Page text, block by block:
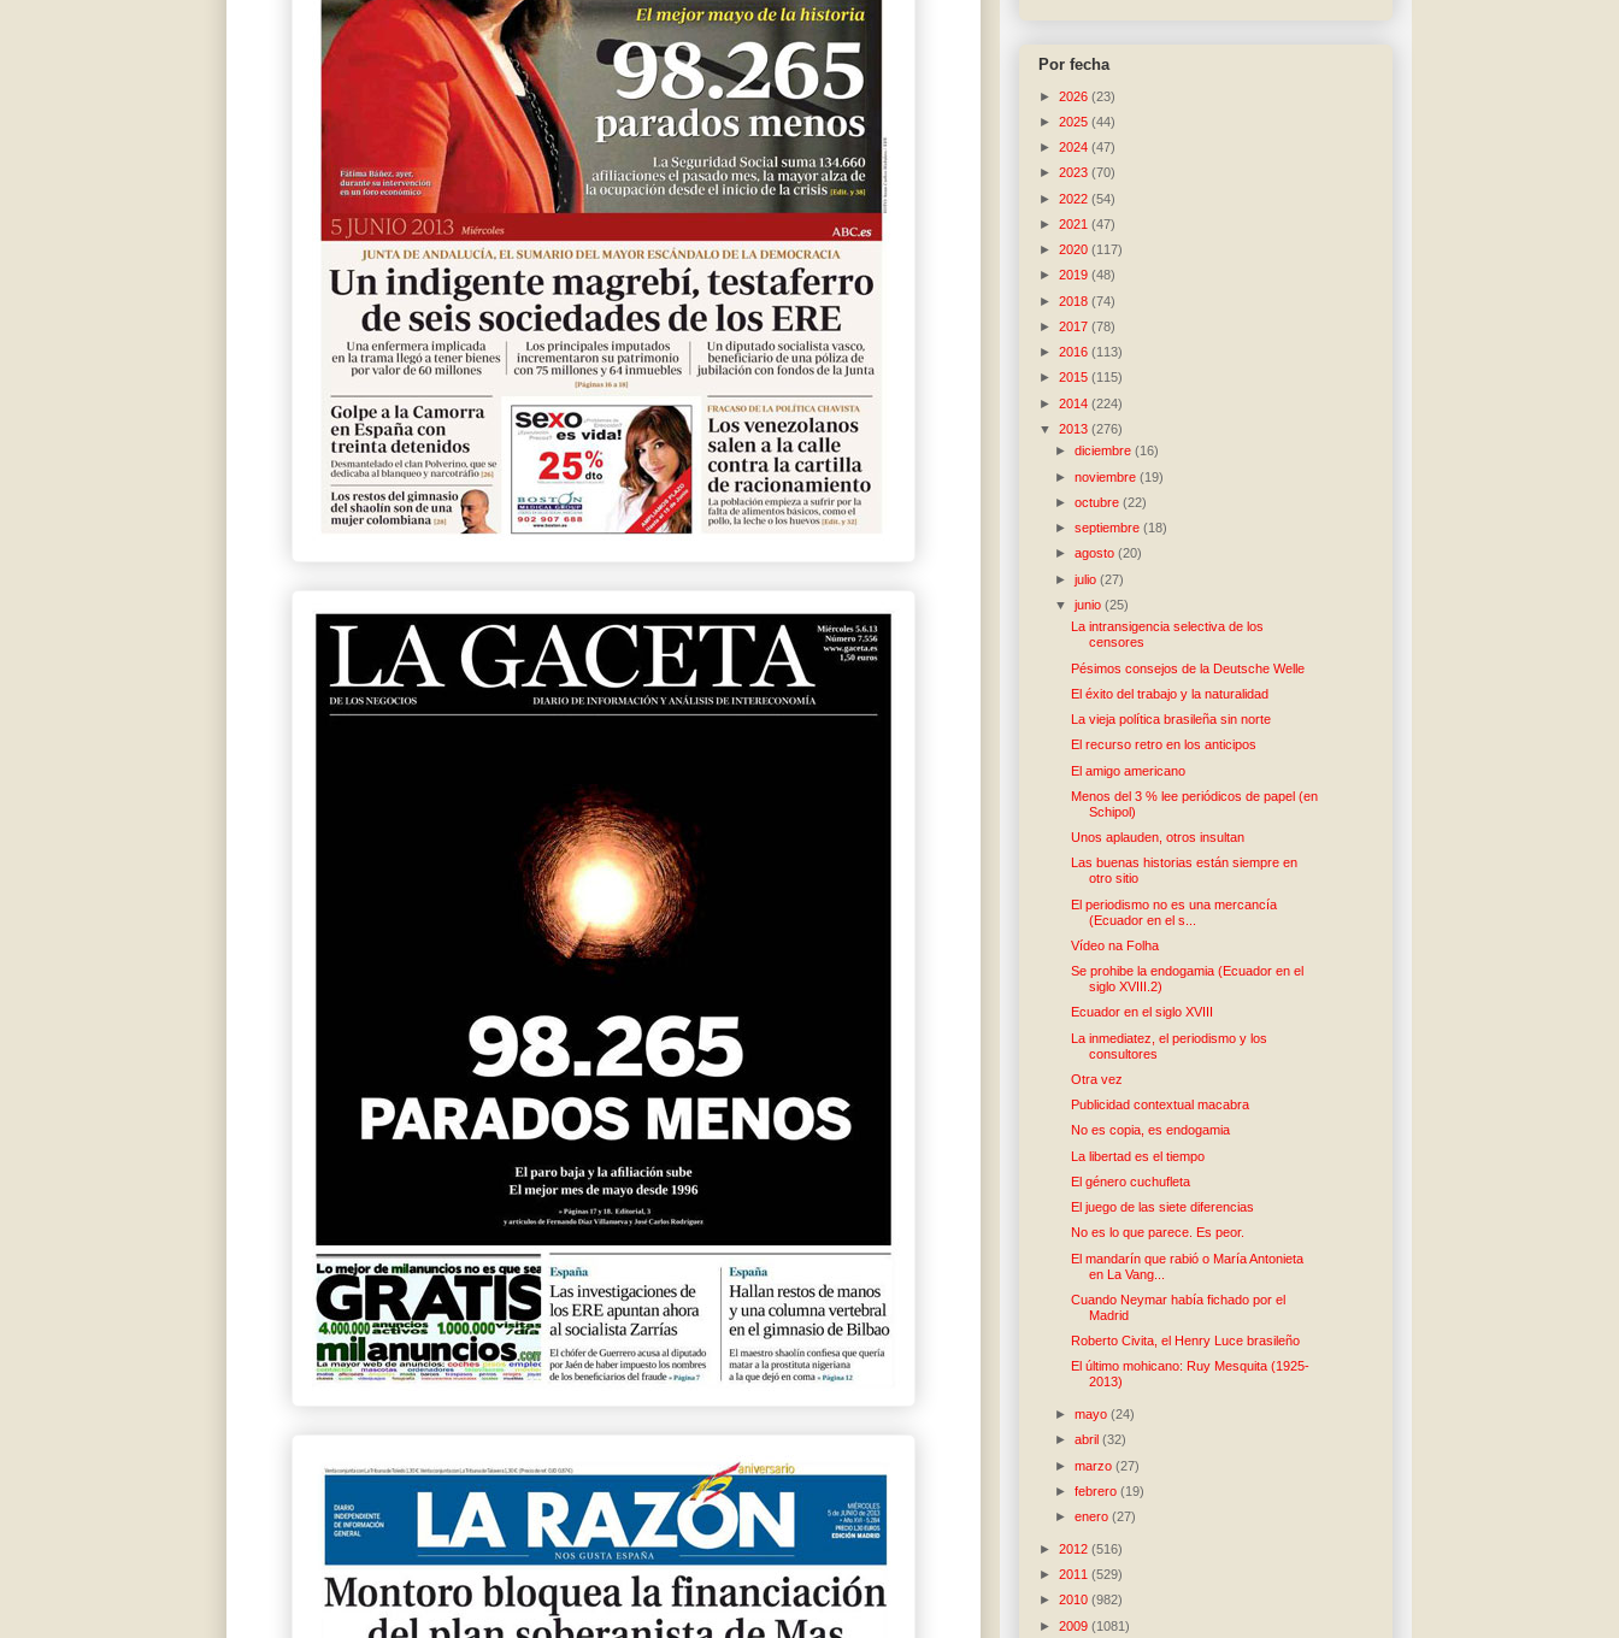
Por fecha
► 2026 (23)
► 2025 (44)
► 2024 (47)
► 2023 (70)
► 2022 (54)
► 2021 (47)
► 2020 (117)
► 2019 (48)
► 2018 (74)
► 2017 (78)
► 2016 (113)
► 2015 (115)
► 2014 (224)
▼ 2013 (276)
►diciembre(16)
►noviembre(19)
►octubre(22)
►septiembre(18)
►agosto(20)
►julio(27)
▼junio(25)
La intransigencia selectiva de los
censores
Pésimos consejos de la Deutsche Welle
El éxito del trabajo y la naturalidad
La vieja política brasileña sin norte
El recurso retro en los anticipos
El amigo americano
Menos del 3 % lee periódicos de papel (en
Schipol)
Unos aplauden, otros insultan
Las buenas historias están siempre en
otro sitio
El periodismo no es una mercancía
(Ecuador en el s...
Vídeo na Folha
Se prohibe la endogamia (Ecuador en el
siglo XVIII.2)
Ecuador en el siglo XVIII
La inmediatez, el periodismo y los
consultores
Otra vez
Publicidad contextual macabra
No es copia, es endogamia
La libertad es el tiempo
El género cuchufleta
El juego de las siete diferencias
No es lo que parece. Es peor.
El mandarín que rabió o María Antonieta
en La Vang...
Cuando Neymar había fichado por el
Madrid
Roberto Civita, el Henry Luce brasileño
El último mohicano: Ruy Mesquita (1925-
2013)
►mayo(24)
►abril(32)
►marzo(27)
►febrero(19)
►enero(27)
► 2012 (516)
► 2011 (529)
► 2010 (982)
► 2009 (1081)